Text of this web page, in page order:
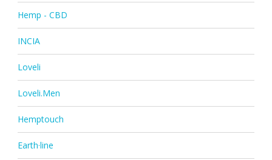
Hemp - CBD
INCIA
Loveli
Loveli.Men
Hemptouch
Earth·line